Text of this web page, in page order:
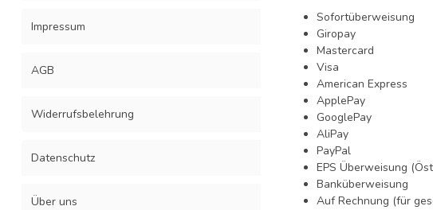
Impressum
AGB
Widerrufsbelehrung
Datenschutz
Über uns
Sofortüberweisung
Giropay
Mastercard
Visa
American Express
ApplePay
GooglePay
AliPay
PayPal
EPS Überweisung
Banküberweisung
Auf Rechnung (für